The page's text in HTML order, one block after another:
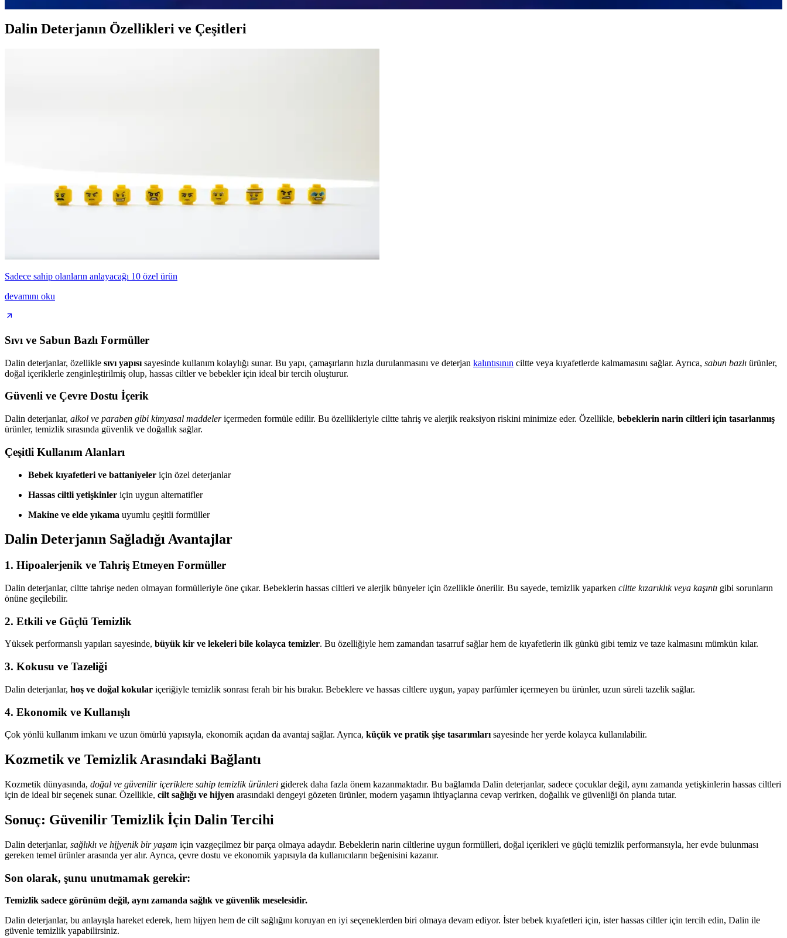
Dalin Deterjanın Özellikleri ve Çeşitleri
Sadece sahip olanların anlayacağı 10 özel ürün
devamını oku
Sıvı ve Sabun Bazlı Formüller
Dalin deterjanlar, özellikle sıvı yapısı sayesinde kullanım kolaylığı sunar. Bu yapı, çamaşırların hızla durulanmasını ve deterjan kalıntısının ciltte veya kıyafetlerde kalmamasını sağlar. Ayrıca, sabun bazlı ürünler,
doğal içeriklerle zenginleştirilmiş olup, hassas ciltler ve bebekler için ideal bir tercih oluşturur.
Güvenli ve Çevre Dostu İçerik
Dalin deterjanlar, alkol ve paraben gibi kimyasal maddeleriçermeden formüle edilir. Bu özellikleriyle ciltte tahriş ve alerjik reaksiyon riskini minimize eder. Özellikle, bebeklerin narin ciltleri için tasarlanmış
ürünler, temizlik sırasında güvenlik ve doğallık sağlar.
Çeşitli Kullanım Alanları
Bebek kıyafetleri ve battaniyeler için özel deterjanlar
Hassas ciltli yetişkinler için uygun alternatifler
Makine ve elde yıkama uyumlu çeşitli formüller
Dalin Deterjanın Sağladığı Avantajlar
1. Hipoalerjenik ve Tahriş Etmeyen Formüller
Dalin deterjanlar, ciltte tahrişe neden olmayan formülleriyle öne çıkar. Bebeklerin hassas ciltleri ve alerjik bünyeler için özellikle önerilir. Bu sayede, temizlik yaparken ciltte kızarıklık veya kaşıntı gibi sorunların
önüne geçilebilir.
2. Etkili ve Güçlü Temizlik
Yüksek performanslı yapıları sayesinde, büyük kir ve lekeleri bile kolayca temizler. Bu özelliğiyle hem zamandan tasarruf sağlar hem de kıyafetlerin ilk günkü gibi temiz ve taze kalmasını mümkün kılar.
3. Kokusu ve Tazeliği
Dalin deterjanlar, hoş ve doğal kokular içeriğiyle temizlik sonrası ferah bir his bırakır. Bebeklere ve hassas ciltlere uygun, yapay parfümler içermeyen bu ürünler, uzun süreli tazelik sağlar.
4. Ekonomik ve Kullanışlı
Çok yönlü kullanım imkanı ve uzun ömürlü yapısıyla, ekonomik açıdan da avantaj sağlar. Ayrıca, küçük ve pratik şişe tasarımları sayesinde her yerde kolayca kullanılabilir.
Kozmetik ve Temizlik Arasındaki Bağlantı
Kozmetik dünyasında, doğal ve güvenilir içeriklere sahip temizlik ürünleri giderek daha fazla önem kazanmaktadır. Bu bağlamda Dalin deterjanlar, sadece çocuklar değil, aynı zamanda yetişkinlerin hassas ciltleri
için de ideal bir seçenek sunar. Özellikle, cilt sağlığı ve hijyen arasındaki dengeyi gözeten ürünler, modern yaşamın ihtiyaçlarına cevap verirken, doğallık ve güvenliği ön planda tutar.
Sonuç: Güvenilir Temizlik İçin Dalin Tercihi
Dalin deterjanlar, sağlıklı ve hijyenik bir yaşam için vazgeçilmez bir parça olmaya adaydır. Bebeklerin narin ciltlerine uygun formülleri, doğal içerikleri ve güçlü temizlik performansıyla, her evde bulunması
gereken temel ürünler arasında yer alır. Ayrıca, çevre dostu ve ekonomik yapısıyla da kullanıcıların beğenisini kazanır.
Son olarak, şunu unutmamak gerekir:
Temizlik sadece görünüm değil, aynı zamanda sağlık ve güvenlik meselesidir.
Dalin deterjanlar, bu anlayışla hareket ederek, hem hijyen hem de cilt sağlığını koruyan en iyi seçeneklerden biri olmaya devam ediyor. İster bebek kıyafetleri için, ister hassas ciltler için tercih edin, Dalin ile
güvenle temizlik yapabilirsiniz.